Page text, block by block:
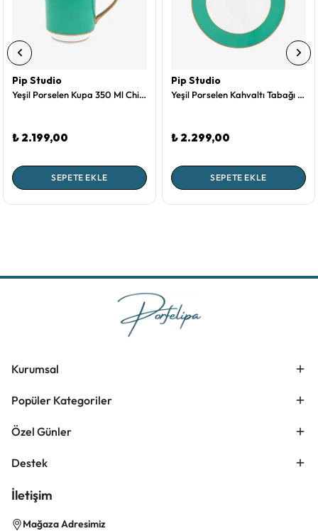
Pip Studio
Yeşil Porselen Kupa 350 Ml Chique Collection by Pip Studio
₺ 2.199,00
SEPETE EKLE
Pip Studio
Yeşil Porselen Kahvaltı Tabağı 23 Cm Chique Collection by Pip Studio
₺ 2.299,00
SEPETE EKLE
Kurumsal
Popüler Kategoriler
Özel Günler
Destek
İletişim
Mağaza Adresimiz